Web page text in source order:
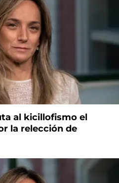
al kicillofismo el
la relección de